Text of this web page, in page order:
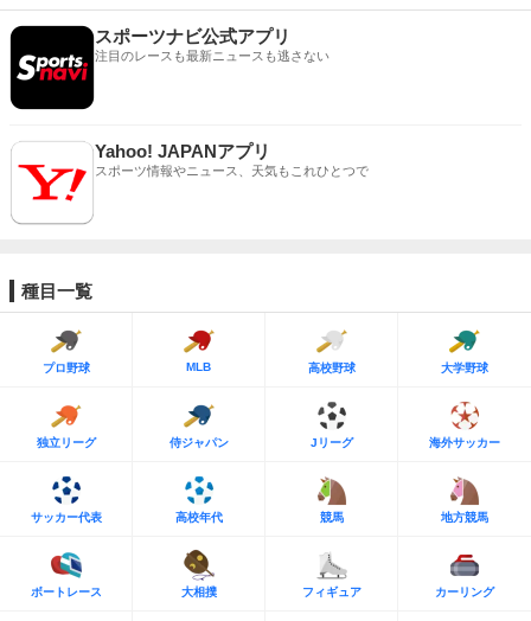
スポーツナビ公式アプリ
注目のレースも最新ニュースも逃さない
Yahoo! JAPANアプリ
スポーツ情報やニュース、天気もこれひとつで
種目一覧
プロ野球 MLB 高校野球 大学野球
独立リーグ 侍ジャパン Jリーグ 海外サッカー
サッカー代表 高校年代 競馬 地方競馬
ボートレース 大相撲 フィギュア カーリング